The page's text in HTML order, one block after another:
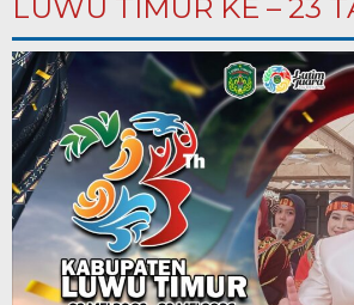
LUWU TIMUR KE – 23